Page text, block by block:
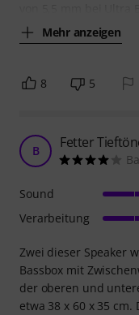
Mehr anzeigen
8 5
B Fetter
Zwei dieser Speaker
Bassbox mit
der oberen und
etwa 38 x 60 x 35
Sound
Verarbeitung